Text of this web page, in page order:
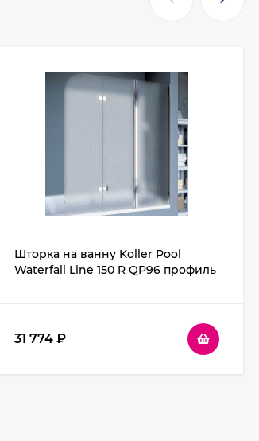
Шторка на ванну Koller Pool
Waterfall Line 150 R QP96 профиль
31 774 ₽